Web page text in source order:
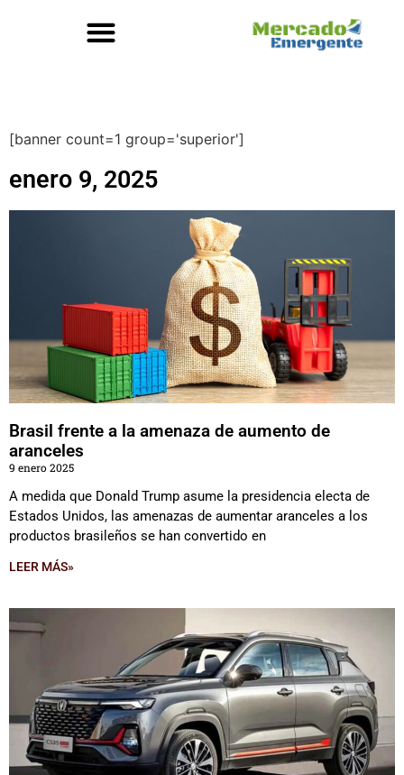
[banner count=1 group='superior']
enero 9, 2025
Brasil frente a la amenaza de aumento de
aranceles
9 enero 2025
A medida que Donald Trump asume la presidencia electa de
Estados Unidos, las amenazas de aumentar aranceles a los
productos brasileños se han convertido en
LEER MÁS»